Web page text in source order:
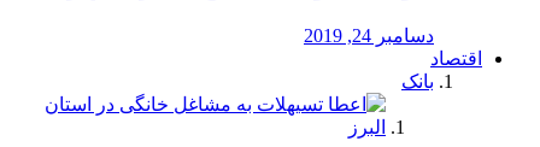
دسامبر 24, 2019
اقتصاد
بانک